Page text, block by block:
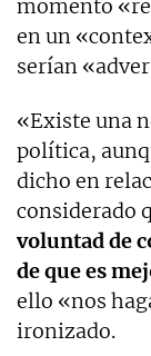
momento
en un
serían
«Existe una
política,
dicho en
considerado
voluntad de
de que es
ello «nos
ironizado.